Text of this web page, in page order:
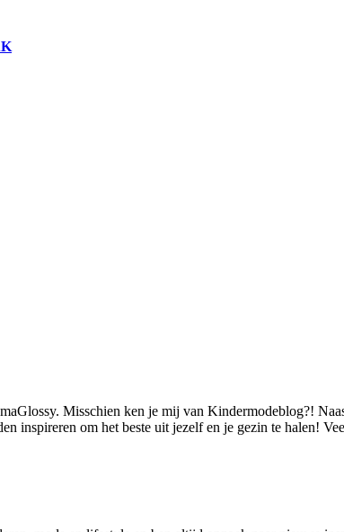
Misschien ken je mij van Kindermodeblog?!
inspireren om het beste uit jezelf en je gezin te halen!